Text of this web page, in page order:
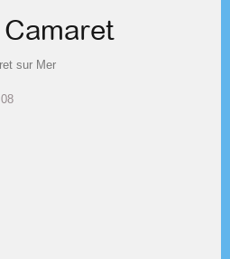
sur Mer